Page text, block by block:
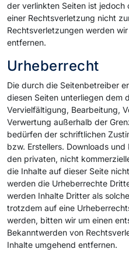
der verlinkten Seiten ist
einer Rechtsverletzung nicht
Rechtsverletzungen werden
entfernen.
Urheberrecht
Die durch die Seitenbetreiber
diesen Seiten unterliegen dem
Vervielfältigung, Bearbeitung,
Verwertung außerhalb der
bedürfen der schriftlichen
bzw. Erstellers. Downloads
den privaten, nicht
die Inhalte auf dieser Seite
werden die Urheberrechte
werden Inhalte Dritter als
trotzdem auf eine
werden, bitten wir um einen
Bekanntwerden von
Inhalte umgehend entfernen.